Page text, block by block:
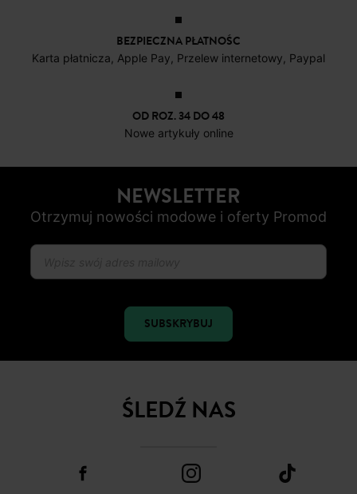
BEZPIECZNA PŁATNOŚC
Karta płatnicza, Apple Pay, Przelew internetowy, Paypal
OD ROZ. 34 DO 48
Nowe artykuły online
NEWSLETTER
Otrzymuj nowości modowe i oferty Promod
SUBSKRYBUJ
ŚLEDŹ NAS